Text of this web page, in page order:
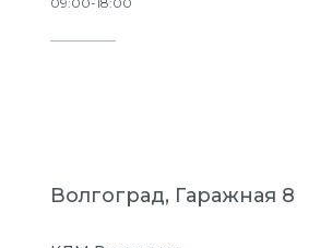
Волгоград, Гаражная 8